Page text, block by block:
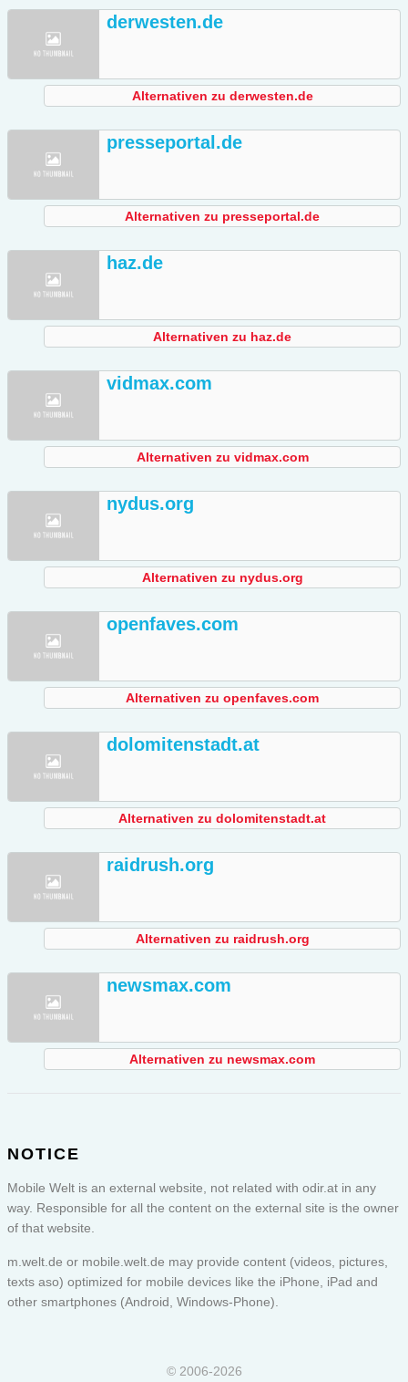
derwesten.de
Alternativen zu derwesten.de
presseportal.de
Alternativen zu presseportal.de
haz.de
Alternativen zu haz.de
vidmax.com
Alternativen zu vidmax.com
nydus.org
Alternativen zu nydus.org
openfaves.com
Alternativen zu openfaves.com
dolomitenstadt.at
Alternativen zu dolomitenstadt.at
raidrush.org
Alternativen zu raidrush.org
newsmax.com
Alternativen zu newsmax.com
NOTICE
Mobile Welt is an external website, not related with odir.at in any
way. Responsible for all the content on the external site is the owner
of that website.
m.welt.de or mobile.welt.de may provide content (videos, pictures,
texts aso) optimized for mobile devices like the iPhone, iPad and
other smartphones (Android, Windows-Phone).
© 2006-2026